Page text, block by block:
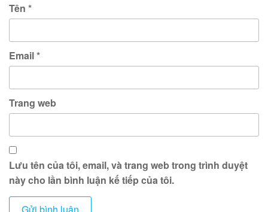
Tên *
Email*
Trang web
Lưu tên của tôi, email, và trang web trong trình duyệt
này cho lần bình luận kế tiếp của tôi.